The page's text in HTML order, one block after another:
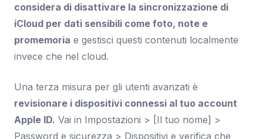
considera di disattivare la sincronizzazione di
iCloud per dati sensibili come foto, note e
promemoria e gestisci questi contenuti localmente
invece che nel cloud.
Una terza misura per gli utenti avanzati è
revisionare i dispositivi connessi al tuo account
Apple ID. Vai in Impostazioni > [Il tuo nome] >
Password e sicurezza > Dispositivi e verifica che